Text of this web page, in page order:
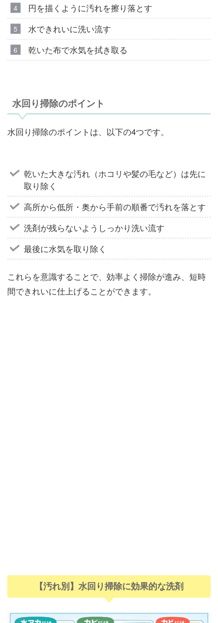
円を描くように汚れを擦り落とす
水できれいに洗い流す
乾いた布で水気を拭き取る
水回り掃除のポイント
水回り掃除のポイントは、以下の4つです。
乾いた大きな汚れ（ホコリや髪の毛など）は先に
取り除く
高所から低所・奥から手前の順番で汚れを落とす
洗剤が残らないようしっかり洗い流す
最後に水気を取り除く
これらを意識することで、効率よく掃除が進み、短時
間できれいに仕上げることができます。
【汚れ別】水回り掃除に効果的な洗剤